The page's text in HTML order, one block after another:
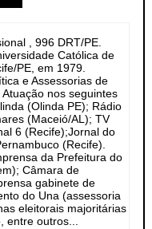
, 996 DRT/PE.
Católica de
PE, em 1979.
e Assessorias de
nos seguintes
(Olinda PE); Rádio
(Maceió/AL); TV
6 (Recife);Jornal do
(Recife).
da Prefeitura do
Câmara de
gabinete de
do Una (assessoria
eleitorais majoritárias
outros...